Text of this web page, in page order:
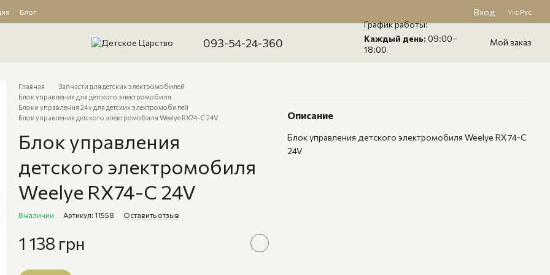
Блог
Вход УкрРус
093-54-24-360
График работы:
Каждый день: 09:00–
18:00
Мой заказ
Главная
Запчасти для детских электромобилей
Блок управления для детского электромобиля
Блоки управления 24v для детских электромобилей
Блок управления детского электромобиля Weelye RX74-C 24V
Блок управления
детского электромобиля
Weelye RX74-C 24V
В наличии Артикул: 11558 Оставить отзыв
1 138 грн
Описание
Блок управления детского электромобиля Weelye RX74-C
24V